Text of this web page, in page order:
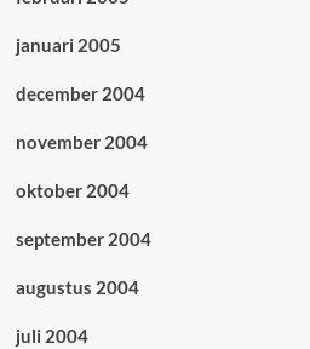
januari 2005
december 2004
november 2004
oktober 2004
september 2004
augustus 2004
juli 2004